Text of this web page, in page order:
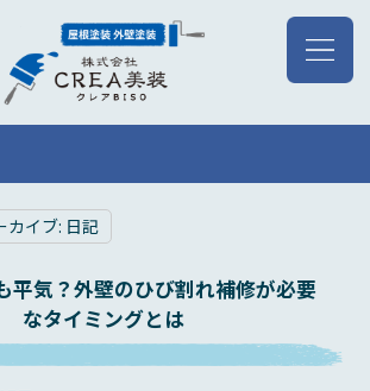
カイブ: 日記
平気？外壁のひび割れ補修が必要
なタイミングとは